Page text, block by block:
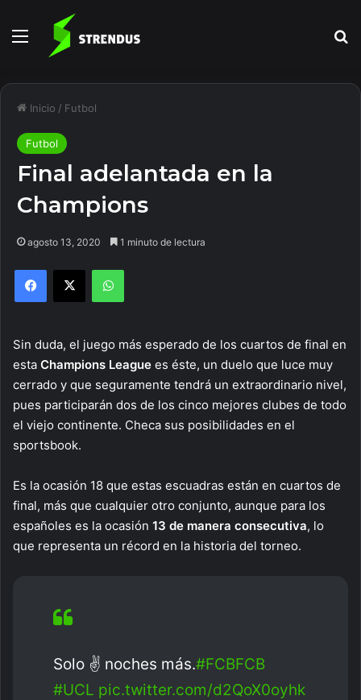
Menú
Inicio / Futbol
Futbol
Final adelantada en la
Champions
agosto 13, 2020 1 minuto de lectura
Facebook
X WhatsApp
Sin duda, el juego más esperado de los cuartos de final en
esta Champions League es éste, un duelo que luce muy
cerrado y que seguramente tendrá un extraordinario nivel,
pues participarán dos de los cinco mejores clubes de todo
el viejo continente. Checa sus posibilidades en el
sportsbook.
Es la ocasión 18 que estas escuadras están en cuartos de
final, más que cualquier otro conjunto, aunque para los
españoles es la ocasión 13 de manera consecutiva, lo
que representa un récord en la historia del torneo.
Solo ✌️ noches más.#FCBFCB
#UCL pic.twitter.com/d2QoX0oyhk